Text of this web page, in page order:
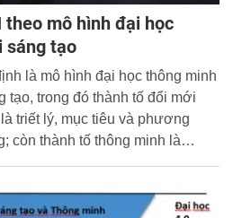
mô hình đại học
sáng tạo
là mô hình đại học thông minh
trong đó thành tố đổi mới
triết lý, mục tiêu và phương
còn thành tố thông minh là
phát huy những lợi thế để